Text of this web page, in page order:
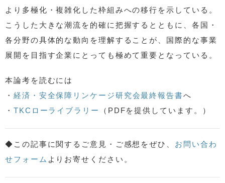
より多極化・複雑化した枠組みへの移行を示している。
こうした大きな潮流を的確に把握するとともに、各国・
各分野の具体的な動向を理解することが、国際的な事業
展開を目指す企業にとっても極めて重要となっている。
本論考を読むには
・ 経済・安全保障リンケージ研究会最終報告書へ
・ TKCローライブラリー （PDFを提供しています。）
◆この記事に関するご意見・ご感想をぜひ、 お問い合わ
せフォーム よりお寄せください。